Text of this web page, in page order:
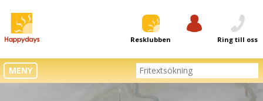
Resklubben Ring till oss
MENY